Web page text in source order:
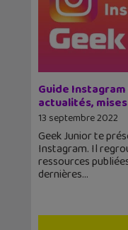
Guide
actualités,
13 septembre 2022
Geek Junior te
Instagram. Il
ressources
dernières